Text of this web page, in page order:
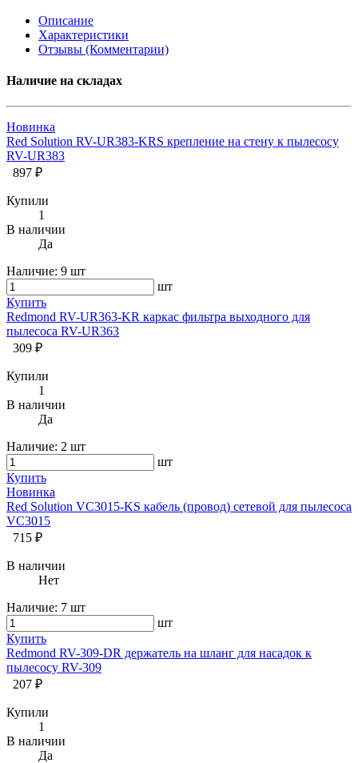
Описание
Характеристики
Отзывы (Комментарии)
Наличие на складах
Новинка
Red Solution RV-UR383-KRS крепление на стену к пылесосу
RV-UR383
897 ₽
Купили
1
В наличии
Да
Наличие: 9 шт
шт
Купить
Redmond RV-UR363-KR каркас фильтра выходного для
пылесоса RV-UR363
309 ₽
Купили
1
В наличии
Да
Наличие: 2 шт
шт
Купить
Новинка
Red Solution VC3015-KS кабель (провод) сетевой для пылесоса
VC3015
715 ₽
В наличии
Нет
Наличие: 7 шт
шт
Купить
Redmond RV-309-DR держатель на шланг для насадок к
пылесосу RV-309
207 ₽
Купили
1
В наличии
Да